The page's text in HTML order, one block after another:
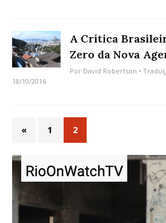
A Crítica
Zero da Nova
Por David Robertson •
18/10/2016
« 1 2